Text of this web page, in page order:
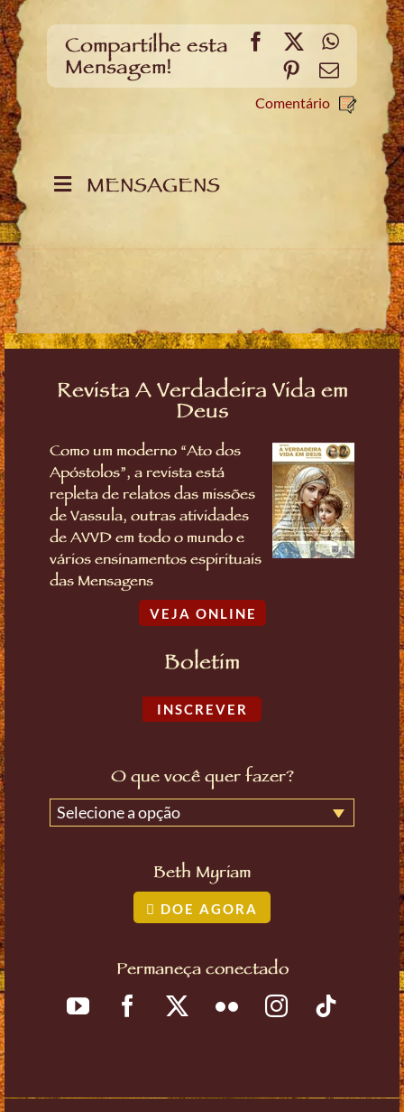
Compartilhe esta
Mensagem!
Facebook
X
Pinterest
Email
Comentário
MENSAGENS
Revista A Verdadeira Vida em
Deus
Como um moderno “Ato dos
Apóstolos”, a revista está
repleta de relatos das missões
de Vassula, outras atividades
de AVVD em todo o mundo e
vários ensinamentos espirituais
das Mensagens
VEJA ONLINE
Boletim
INSCREVER
O que você quer fazer?
Selecione a opção
Beth Myriam
DOE AGORA
Permaneça conectado